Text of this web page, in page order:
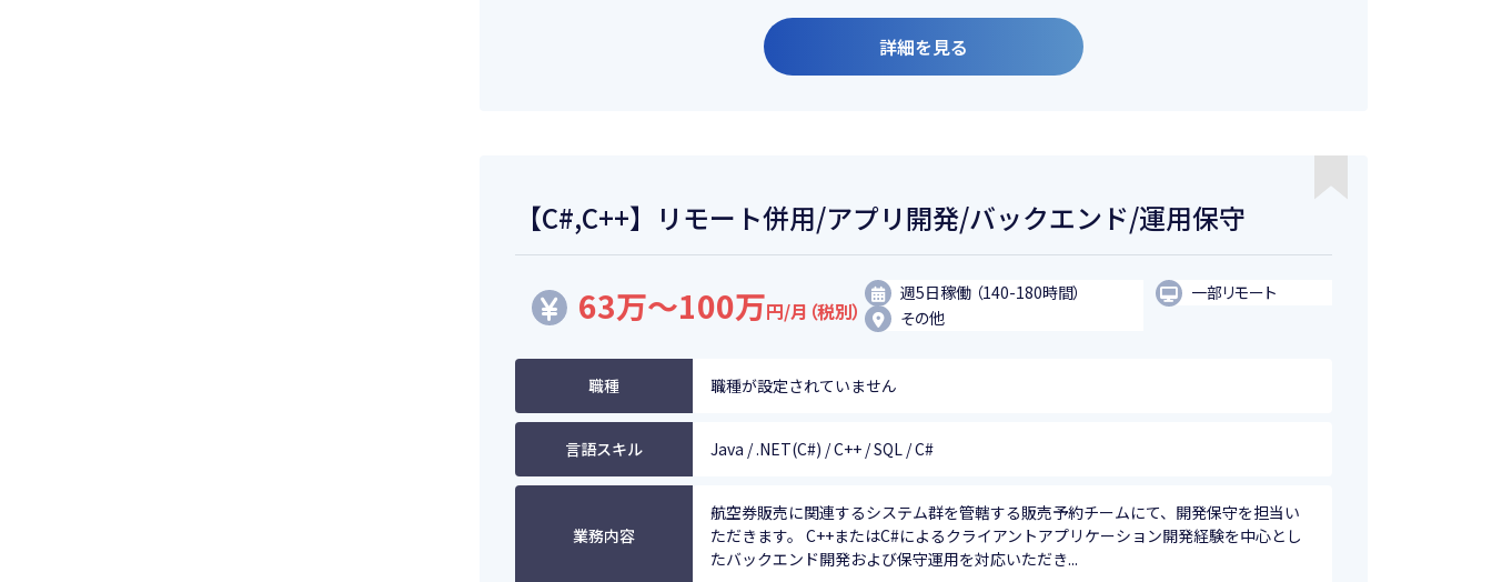
詳細を見る
【C#,C++】リモート併用/アプリ開発/バックエンド/運用保守
63万～100万円/月（税別）
週5日稼働 （140-180時間）
一部リモート
その他
職種 職種が設定されていません
言語スキル Java / .NET(C#) / C++ / SQL / C#
業務内容
航空券販売に関連するシステム群を管轄する販売予約チームにて、開発保守を担当い
ただきます。 C++またはC#によるクライアントアプリケーション開発経験を中心とし
たバックエンド開発および保守運用を対応いただき...